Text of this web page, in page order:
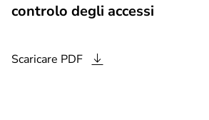
controlo degli accessi
Scaricare PDF